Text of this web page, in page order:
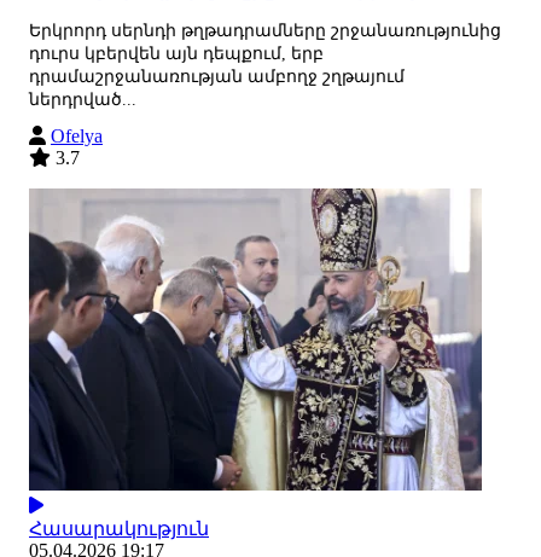
Երկրորդ սերնդի թղթադրամները շրջանառությունից
դուրս կբերվեն այն դեպքում, երբ
դրամաշրջանառության ամբողջ շղթայում
ներդրված...
Ofelya
3.7
Հասարակություն
05.04.2026 19:17